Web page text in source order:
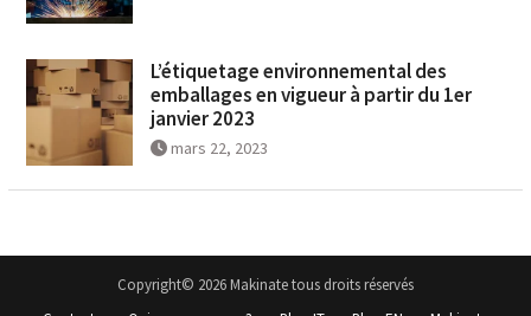
L’étiquetage environnemental des
emballages en vigueur à partir du 1er
janvier 2023
mars 22, 2023
Copyright© 2026 Makinate tous droits réservés